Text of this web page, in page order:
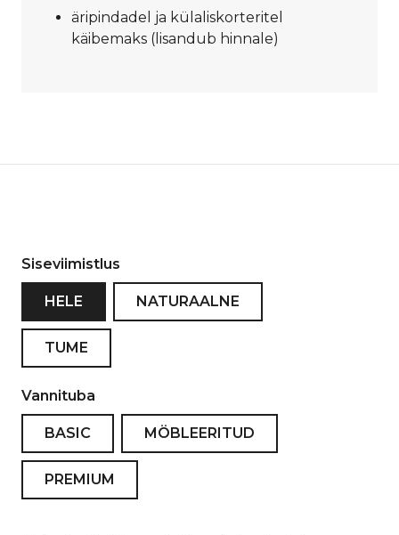
äripindadel ja külaliskorteritel
käibemaks (lisandub hinnale)
Siseviimistlus
HELE NATURAALNE
TUME
Vannituba
BASIC MÖBLEERITUD
PREMIUM